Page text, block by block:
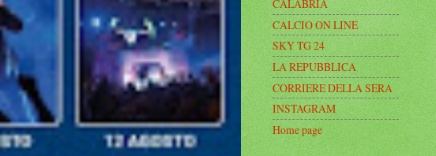
CALABRIA
CALCIO ON LINE
SKY TG 24
LA REPUBBLICA
CORRIERE DELLA SERA
INSTAGRAM
Home page